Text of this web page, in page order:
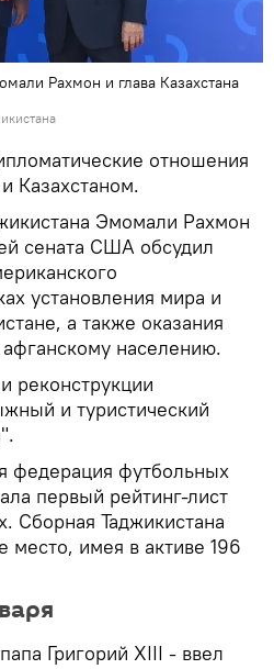
Рахмон и глава Казахстана
отношения
Казахстаном.
Эмомали Рахмон
сената США обсудил
установления мира и
а также оказания
населению.
реконструкции
и туристический
федерация футбольных
первый рейтинг-лист
Сборная Таджикистана
место, имея в активе 196
Григорий XIII - ввел